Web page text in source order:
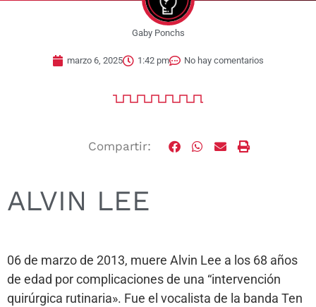
Gaby Ponchs
marzo 6, 2025 1:42 pm No hay comentarios
Compartir:
ALVIN LEE
06 de marzo de 2013, muere Alvin Lee a los 68 años
de edad por complicaciones de una “intervención
quirúrgica rutinaria». Fue el vocalista de la banda Ten